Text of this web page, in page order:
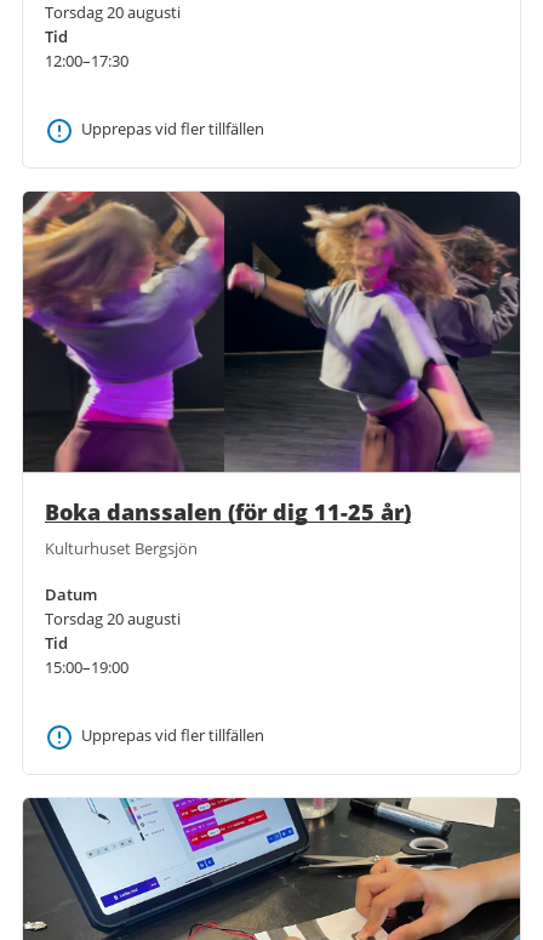
Torsdag 20 augusti
Tid
12:00–17:30
Upprepas vid fler tillfällen
Boka danssalen (för dig 11-25 år)
Kulturhuset Bergsjön
Datum
Torsdag 20 augusti
Tid
15:00–19:00
Upprepas vid fler tillfällen